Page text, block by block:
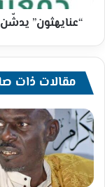
“عنايهثون” يدشّن
مقالات ذات